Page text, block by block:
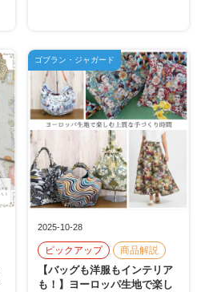
2025-10-28
ピックアップ 商品解説
【バッグも洋服もインテリア
も！】ヨーロッパ生地で楽し
ゴブラン・ジャガード